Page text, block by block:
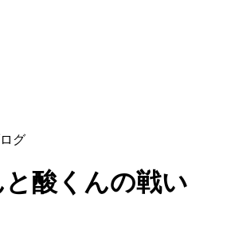
グ
酸くんの戦い